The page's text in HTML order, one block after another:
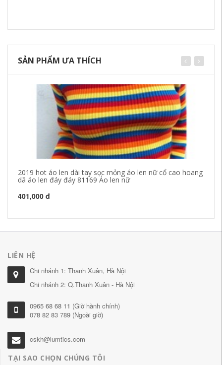
SẢN PHẨM ƯA THÍCH
2019 hot áo len dài tay sọc mỏng áo len nữ cổ cao hoang
dã áo len đáy đáy 81169 Áo len nữ
401,000 đ
LIÊN HỆ
Chi nhánh 1: Thanh Xuân, Hà Nội
Chi nhánh 2: Q.Thanh Xuân - Hà Nội
0965 68 68 11 (Giờ hành chính)
078 82 83 789 (Ngoài giờ)
cskh@lumtics.com
TẠI SAO CHỌN CHÚNG TÔI